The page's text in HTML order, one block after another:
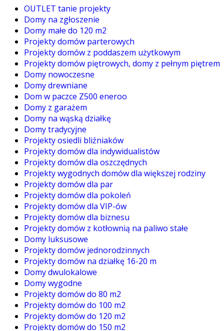
OUTLET tanie projekty
Domy na zgłoszenie
Domy małe do 120 m2
Projekty domów parterowych
Projekty domów z poddaszem użytkowym
Projekty domów piętrowych, domy z pełnym piętrem
Domy nowoczesne
Domy drewniane
Dom w paczce Z500 eneroo
Domy z garażem
Domy na wąską działkę
Domy tradycyjne
Projekty osiedli bliźniaków
Projekty domów dla indywidualistów
Projekty domów dla oszczędnych
Projekty wygodnych domów dla większej rodziny
Projekty domów dla par
Projekty domów dla pokoleń
Projekty domów dla VIP-ów
Projekty domów dla biznesu
Projekty domów z kotłownią na paliwo stałe
Domy luksusowe
Projekty domów jednorodzinnych
Projekty domów na działkę 16-20 m
Domy dwulokalowe
Domy wygodne
Projekty domów do 80 m2
Projekty domów do 100 m2
Projekty domów do 120 m2
Projekty domów do 150 m2